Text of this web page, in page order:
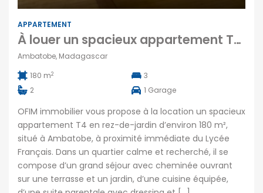
APPARTEMENT
À louer un spacieux appartement T4 d’environ 180 m2 situé à Ambatobe Madagascar
Ambatobe, Madagascar
180 m2
3
2
1 Garage
OFIM immobilier vous propose à la location un spacieux
appartement T4 en rez-de-jardin d’environ 180 m²,
situé à Ambatobe, à proximité immédiate du Lycée
Français. Dans un quartier calme et recherché, il se
compose d’un grand séjour avec cheminée ouvrant
sur une terrasse et un jardin, d’une cuisine équipée,